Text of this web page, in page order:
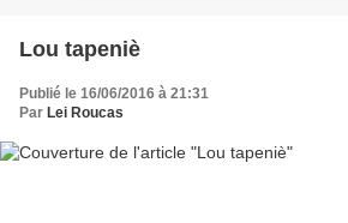
Lou tapeniè
Publié le 16/06/2016 à 21:31
Par Lei Roucas